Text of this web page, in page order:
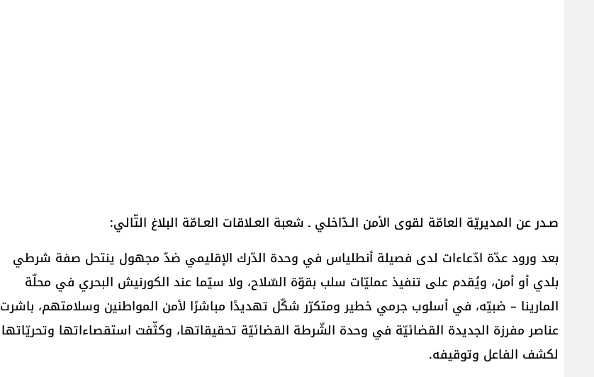
صـدر عن المديريّة العامّة لقوى الأمن الـدّاخلي ـ شعبة العـلاقات العـامّة البلاغ التّالي:
بعد ورود عدّة ادّعاءات لدى فصيلة أنطلياس في وحدة الدّرك الإقليمي ضدّ مجهول ينتحل صفة شرطي
بلدي أو أمن، ويُقدم على تنفيذ عمليّات سلب بقوّة السّلاح، ولا سيّما عند الكورنيش البحري في محلّة
المارينا – ضبيّه، في أسلوب جرمي خطير ومتكرّر شكّل تهديدًا مباشرًا لأمن المواطنين وسلامتهم، باشرت
عناصر مفرزة الجديدة القضائيّة في وحدة الشّرطة القضائيّة تحقيقاتها، وكثّفت استقصاءاتها وتحريّاتها
لكشف الفاعل وتوقيفه.